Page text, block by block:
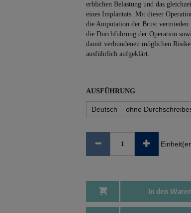
erblichen Belastung und das
eines Implantats. Mit dieser
die Amputation der Brust vermieden
die Durchführung der Operation
damit verbundenen möglichen
ausführlich aufgeklärt.
AUSFÜHRUNG
In den